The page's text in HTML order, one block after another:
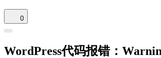
0
WordPress代码报错：